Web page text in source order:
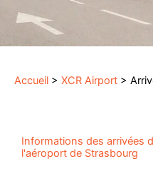
Accueil > XCR Airport >
Informations des arrivées
l'aéroport de Strasbourg